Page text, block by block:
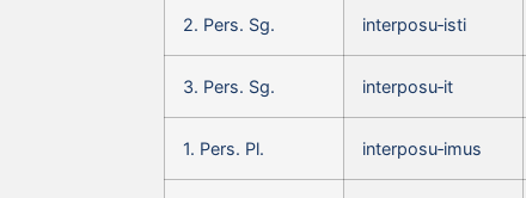
2. Pers. Sg. interposu‑isti
3. Pers. Sg. interposu‑it
1. Pers. Pl. interposu‑imus